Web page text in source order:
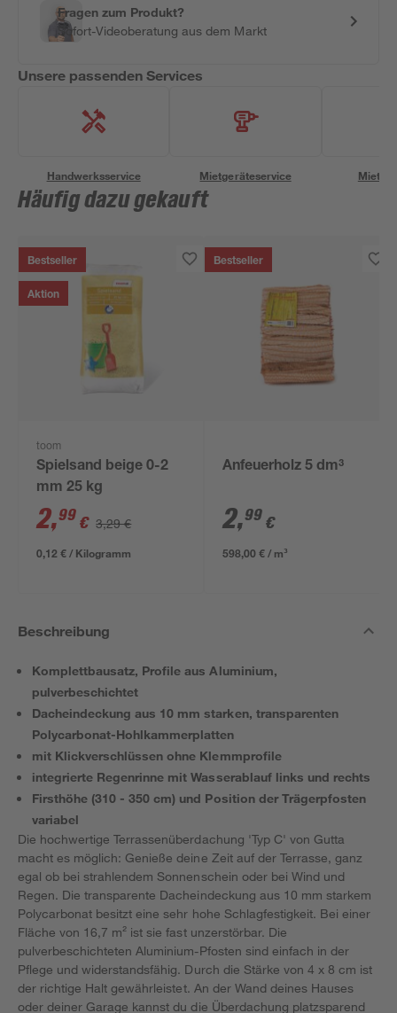
Fragen zum Produkt?
Sofort-Videoberatung aus dem Markt
Unsere passenden Services
Handwerksservice Mietgeräteservice
Häufig dazu gekauft
Bestseller
Aktion
toom
Spielsand beige 0-2
mm 25 kg
2,99 € 3,29 €
0,12 € / Kilogramm
Bestseller
Anfeuerholz 5 dm³
2,99 €
598,00 € / m³
Beschreibung
Komplettbausatz, Profile aus Aluminium,
pulverbeschichtet
Dacheindeckung aus 10 mm starken, transparenten
Polycarbonat-Hohlkammerplatten
mit Klickverschlüssen ohne Klemmprofile
integrierte Regenrinne mit Wasserablauf links und rechts
Firsthöhe (310 - 350 cm) und Position der Trägerpfosten
variabel
Die hochwertige Terrassenüberdachung 'Typ C' von Gutta
macht es möglich: Genieße deine Zeit auf der Terrasse, ganz
egal ob bei strahlendem Sonnenschein oder bei Wind und
Regen. Die transparente Dacheindeckung aus 10 mm starkem
Polycarbonat besitzt eine sehr hohe Schlagfestigkeit. Bei einer
Fläche von 16,7 m² ist sie fast unzerstörbar. Die
pulverbeschichteten Aluminium-Pfosten sind einfach in der
Pflege und widerstandsfähig. Durch die Stärke von 4 x 8 cm ist
der richtige Halt gewährleistet. An der Wand deines Hauses
oder deiner Garage kannst du die Überdachung platzsparend